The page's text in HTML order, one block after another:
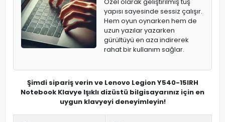
yapısı sayesinde sessiz çalışır.
Hem oyun oynarken hem de
uzun yazılar yazarken
gürültüyü en aza indirerek
rahat bir kullanım sağlar.
Şimdi sipariş verin ve Lenovo Legion Y540-15IRH
Notebook Klavye Işıklı dizüstü bilgisayarınız için en
uygun klavyeyi deneyimleyin!